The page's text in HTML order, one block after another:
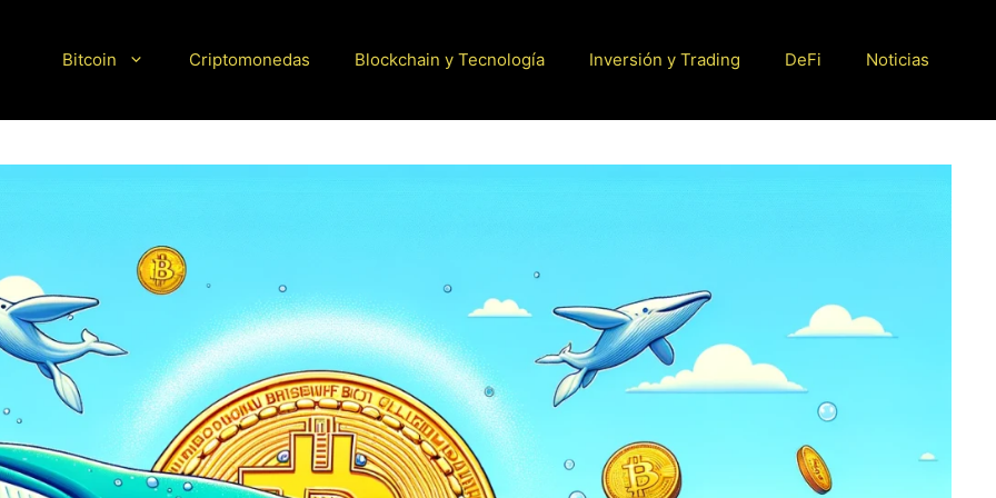
Bitcoin Criptomonedas Blockchain y Tecnología Inversión y Trading DeFi Noticias